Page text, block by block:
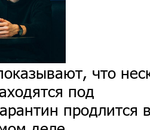
что
под
продлится